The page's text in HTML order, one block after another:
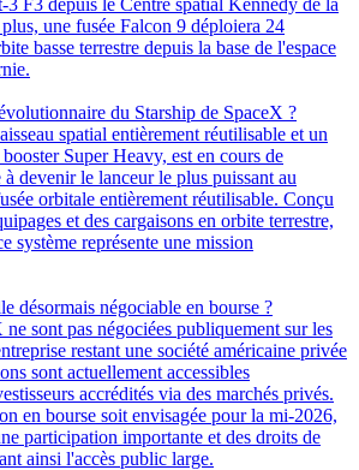
une fusée Falcon 9 déploiera 24
basse terrestre depuis la base de l'espace
du Starship de SpaceX ?
spatial entièrement réutilisable et un
Super Heavy, est en cours de
devenir le lanceur le plus puissant au
orbitale entièrement réutilisable. Conçu
et des cargaisons en orbite terrestre,
système représente une mission
désormais négociable en bourse ?
sont pas négociées publiquement sur les
restant une société américaine privée
sont actuellement accessibles
accrédités via des marchés privés.
en bourse soit envisagée pour la mi-2026,
participation importante et des droits de
ainsi l'accès public large.